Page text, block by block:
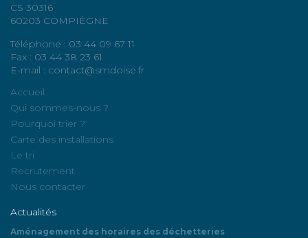
CS 30316
60203 COMPIÈGNE
Téléphone : 03 44 09 67 11
Fax : 03 44 38 23 61
E-mail : contact@smdoise.fr
Accueil
Qui sommes-nous ?
Pourquoi trier ?
Carte des installations
Le tri
Recrutement
Nous contacter
Actualités
Aménagement des horaires des déchetteries